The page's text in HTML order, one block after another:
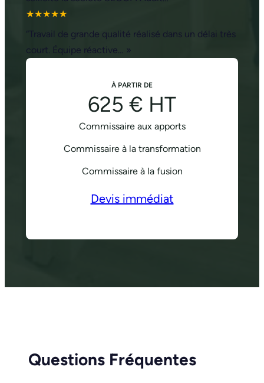
★★★★★
“Travail de grande qualité réalisé dans un délai très
court. Équipe réactive… »
À PARTIR DE
625 € HT
Commissaire aux apports
Commissaire à la transformation
Commissaire à la fusion
Devis immédiat
Questions Fréquentes